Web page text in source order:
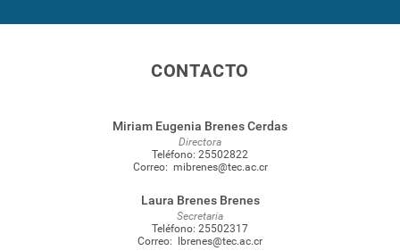
CONTACTO
Miriam Eugenia Brenes Cerdas
Directora
Teléfono: 25502822
Correo: mibrenes@tec.ac.cr
Laura Brenes Brenes
Secretaria
Teléfono: 25502317
Correo:
lbrenes@tec.ac.cr